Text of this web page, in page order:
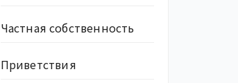
Частная собственность
Приветствия